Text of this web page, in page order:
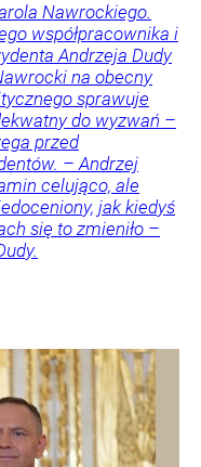
Nawrockiego.
współpracownika i
Andrzeja Dudy
na obecny
sprawuje
do wyzwań –
przed
– Andrzej
celująco, ale
jak kiedyś
się to zmieniło –